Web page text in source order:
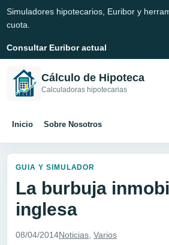
Simuladores hipotecarios, Euribor y
cuota.
Consultar Euribor actual
Cálculo de Hipoteca
Calculadoras hipotecarias
Inicio Sobre Nosotros
GUIA Y SIMULADOR
La burbuja
inglesa
08/04/2014Noticias Varios